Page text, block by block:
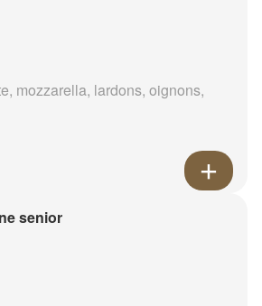
mozzarella, lardons, oignons,
senior